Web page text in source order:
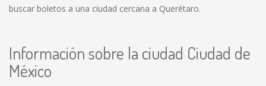
buscar boletos a una ciudad cercana a Querétaro.
Información sobre la ciudad Ciudad de
México